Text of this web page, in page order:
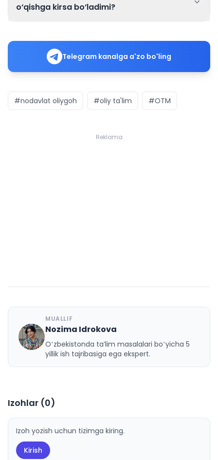
o‘qishga kirsa bo‘ladimi?
Telegram kanalga a'zo bo'ling
#nodavlat oliygoh #oliy ta'lim #OTM
Reklama
N
MUALLIF
Nozima Idrokova
Oʻzbekistonda taʼlim masalalari boʻyicha 5
yillik ish tajribasiga ega ekspert.
Izohlar (0)
Izoh yozish uchun tizimga kiring.
Kirish